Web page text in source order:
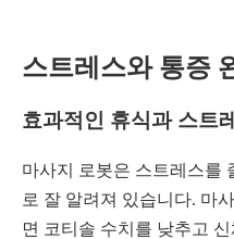
스트레스와 통증
효과적인 휴식과 스트
마사지 로봇은 스트레스를
로 잘 알려져 있습니다. 마
면 코티솔 수치를 낮추고